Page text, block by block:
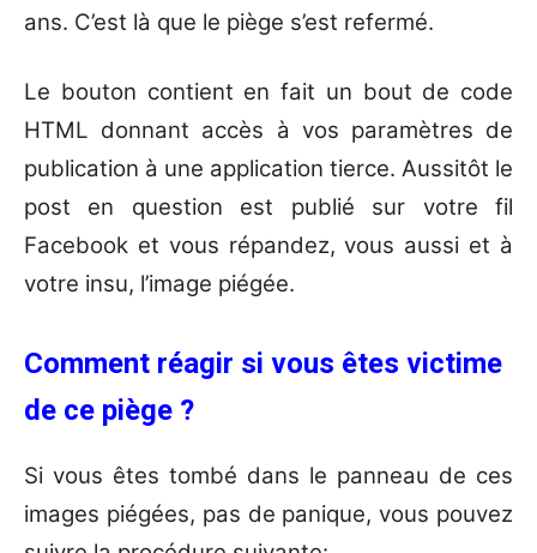
ans. C’est là que le piège s’est refermé.
Le bouton contient en fait un bout de code
HTML donnant accès à vos paramètres de
publication à une application tierce. Aussitôt le
post en question est publié sur votre fil
Facebook et vous répandez, vous aussi et à
votre insu, l’image piégée.
Comment réagir si vous êtes victime
de ce piège ?
Si vous êtes tombé dans le panneau de ces
images piégées, pas de panique, vous pouvez